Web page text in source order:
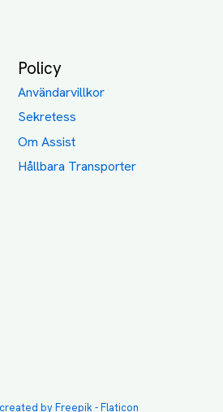
Policy
Användarvillkor
Sekretess
Om Assist
Hållbara Transporter
by Freepik - Flaticon